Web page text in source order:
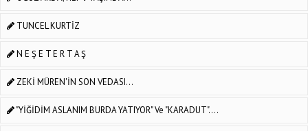
TUNCEL KURTİZ
N E Ş E T E R T A Ş
ZEKİ MÜREN'İN SON VEDASI...
"YİĞİDİM ASLANIM BURDA YATIYOR" Ve "KARADUT"....